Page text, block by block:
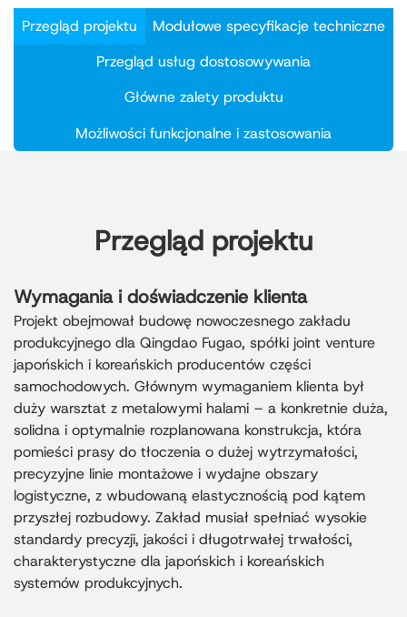
dzięki czemu idealnie nadaje się do zastosowań
przemysłowych na wybrzeżu Qingdao.
Rok ukończenia:2020
Przegląd projektu
Modułowe specyfikacje techniczne
Przegląd usług dostosowywania
Główne zalety produktu
Możliwości funkcjonalne i zastosowania
Przegląd projektu
Wymagania i doświadczenie klienta
Projekt obejmował budowę nowoczesnego zakładu
produkcyjnego dla Qingdao Fugao, spółki joint venture
japońskich i koreańskich producentów części
samochodowych. Głównym wymaganiem klienta był
duży warsztat z metalowymi halami – a konkretnie duża,
solidna i optymalnie rozplanowana konstrukcja, która
pomieści prasy do tłoczenia o dużej wytrzymałości,
precyzyjne linie montażowe i wydajne obszary
logistyczne, z wbudowaną elastycznością pod kątem
przyszłej rozbudowy. Zakład musiał spełniać wysokie
standardy precyzji, jakości i długotrwałej trwałości,
charakterystyczne dla japońskich i koreańskich
systemów produkcyjnych.